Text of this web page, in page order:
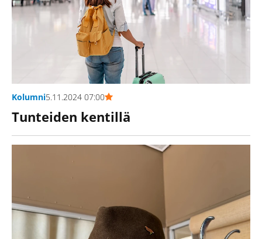
Kolumni5.11.2024 07:00
Tunteiden kentillä